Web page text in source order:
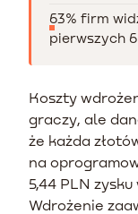
63% firm
pierwszych
Koszty
graczy, ale
że każda
na
5,44 PLN
Wdrożenie